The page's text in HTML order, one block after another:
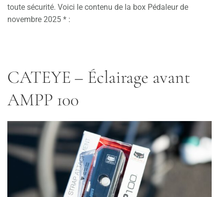
toute sécurité. Voici le contenu de la box Pédaleur de
novembre 2025 * :
CATEYE – Éclairage avant
AMPP 100